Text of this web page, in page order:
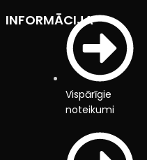
INFORMĀCIJA
Vispārīgie
noteikumi